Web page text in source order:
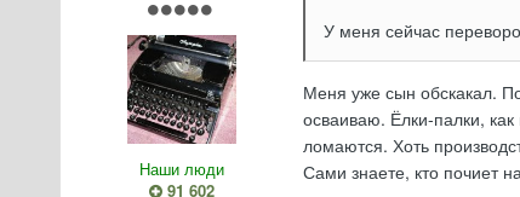
Наши люди
91 602
У меня сейчас
Меня уже сын обскакал.
осваиваю. Ёлки-палки,
ломаются. Хоть
Сами знаете, кто почиет